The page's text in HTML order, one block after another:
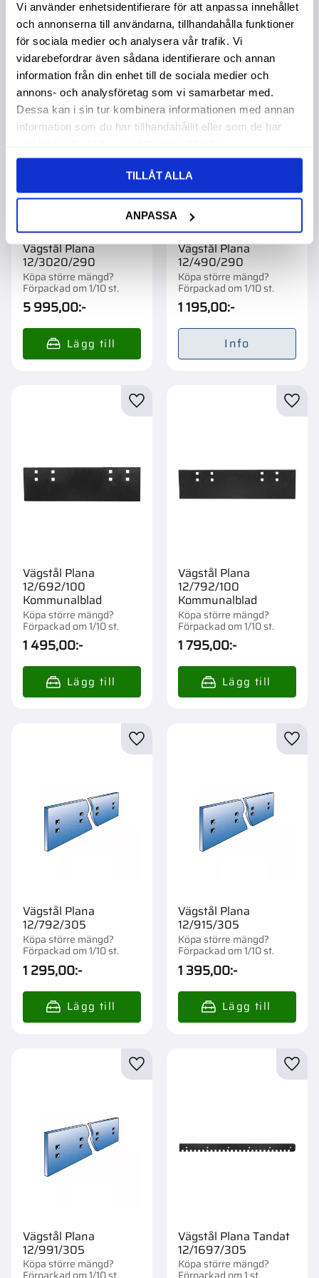
Vi använder enhetsidentifierare för att anpassa innehållet
och annonserna till användarna, tillhandahålla funktioner
för sociala medier och analysera vår trafik. Vi
vidarebefordrar även sådana identifierare och annan
information från din enhet till de sociala medier och
annons- och analysföretag som vi samarbetar med.
Dessa kan i sin tur kombinera informationen med annan
information som du har tillhandahållit eller som de har
TILLÅT ALLA
ANPASSA
Vägstål Plana
12/3020/290
Köpa större mängd?
Förpackad om 1/10 st.
5 995,00:-
Lägg till i favoriter
Vägstål Plana
12/490/290
Köpa större mängd?
Förpackad om 1/10 st.
1 195,00:-
Info
Vägstål Plana
12/692/100
Kommunalblad
Köpa större mängd?
Förpackad om 1/10 st.
1 495,00:-
Lägg till i favoriter
Vägstål Plana
12/792/100
Kommunalblad
Köpa större mängd?
Förpackad om 1/10 st.
1 795,00:-
Vägstål Plana
12/792/305
Köpa större mängd?
Förpackad om 1/10 st.
1 295,00:-
Lägg till i favoriter
Vägstål Plana
12/915/305
Köpa större mängd?
Förpackad om 1/10 st.
1 395,00:-
Vägstål Plana
12/991/305
Köpa större mängd?
Lägg till i favoriter
Vägstål Plana Tandat
12/1697/305
Köpa större mängd?